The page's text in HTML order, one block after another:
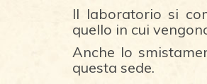
Il laboratorio si
quello in cui
Anche lo
questa sede.